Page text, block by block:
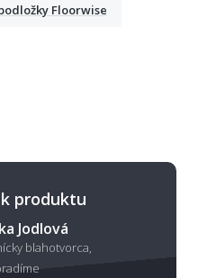
Floorwise
produktu
Jodlová
blahotvorca,